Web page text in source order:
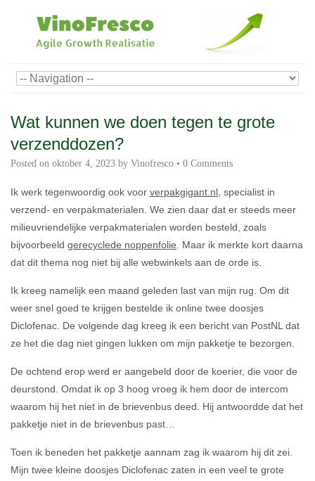
Wat kunnen we doen tegen te grote
verzenddozen?
Posted on oktober 4, 2023 by Vinofresco • 0 Comments
Ik werk tegenwoordig ook voor verpakgigant.nl, specialist in
verzend- en verpakmaterialen. We zien daar dat er steeds meer
milieuvriendelijke verpakmaterialen worden besteld, zoals
bijvoorbeeld gerecyclede noppenfolie. Maar ik merkte kort daarna
dat dit thema nog niet bij alle webwinkels aan de orde is.
Ik kreeg namelijk een maand geleden last van mijn rug. Om dit
weer snel goed te krijgen bestelde ik online twee doosjes
Diclofenac. De volgende dag kreeg ik een bericht van PostNL dat
ze het die dag niet gingen lukken om mijn pakketje te bezorgen.
De ochtend erop werd er aangebeld door de koerier, die voor de
deurstond. Omdat ik op 3 hoog vroeg ik hem door de intercom
waarom hij het niet in de brievenbus deed. Hij antwoordde dat het
pakketje niet in de brievenbus past…
Toen ik beneden het pakketje aannam zag ik waarom hij dit zei.
Mijn twee kleine doosjes Diclofenac zaten in een veel te grote